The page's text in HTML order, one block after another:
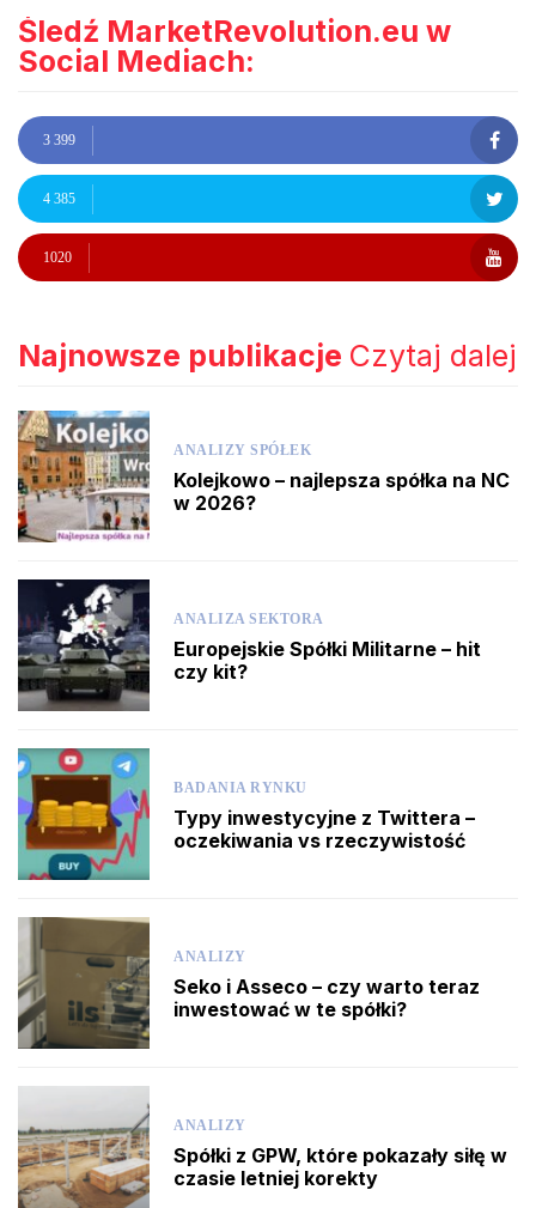
Śledź MarketRevolution.eu w
Social Mediach:
3 399
4 385
1020
Najnowsze publikacje Czytaj dalej
ANALIZY SPÓŁEK
Kolejkowo – najlepsza spółka na NC
w 2026?
ANALIZA SEKTORA
Europejskie Spółki Militarne – hit
czy kit?
BADANIA RYNKU
Typy inwestycyjne z Twittera –
oczekiwania vs rzeczywistość
ANALIZY
Seko i Asseco – czy warto teraz
inwestować w te spółki?
ANALIZY
Spółki z GPW, które pokazały siłę w
czasie letniej korekty